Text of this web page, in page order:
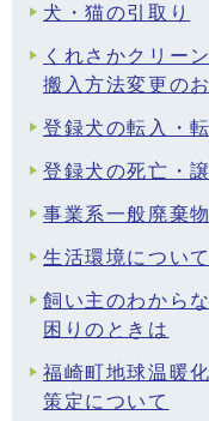
犬・猫の引取り
くれさかクリー
搬入方法変更の
登録犬の転入・
登録犬の死亡・
事業系一般廃棄
生活環境について
飼い主のわから
困りのときは
福崎町地球温暖
策定について